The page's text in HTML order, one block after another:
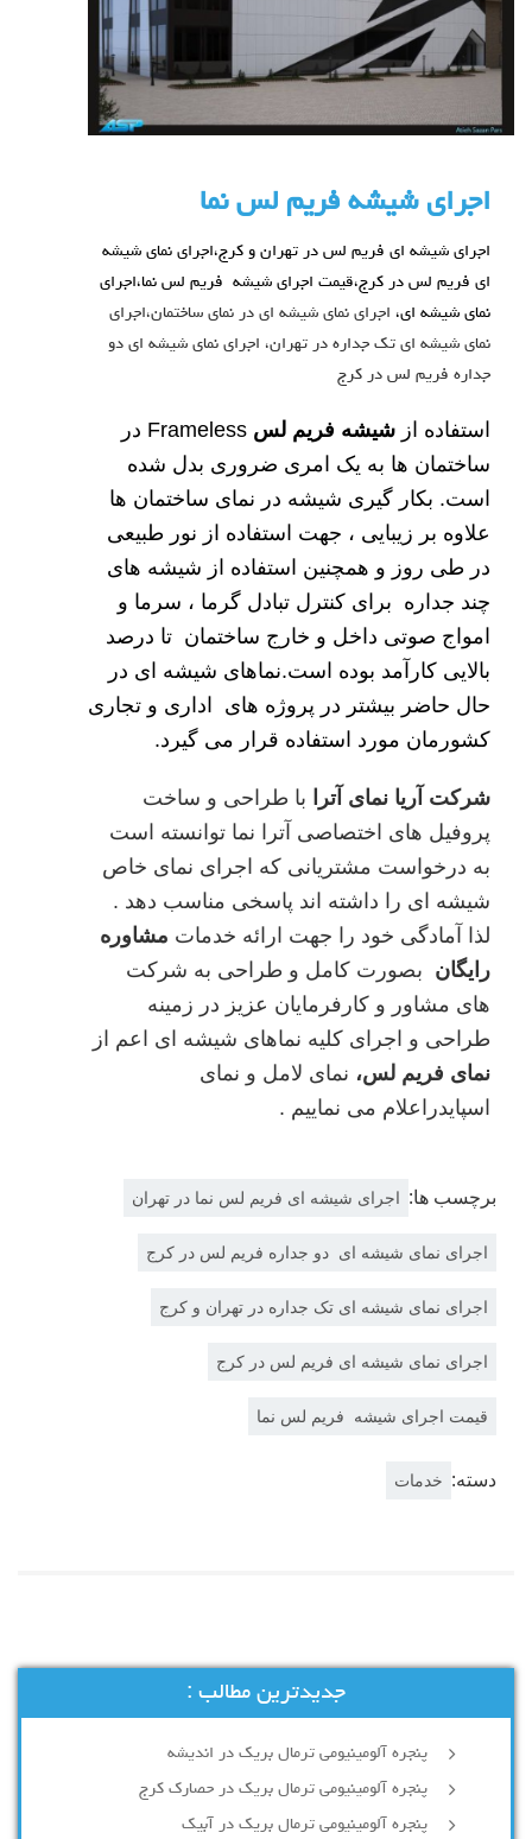
اجرای شیشه فریم لس نما
اجرای شیشه ای فریم لس در تهران و کرج،اجرای نمای شیشه
ای فریم لس در کرج،قیمت اجرای شیشه فریم لس نما،اجرای
نمای شیشه ای، اجرای نمای شیشه ای در نمای ساختمان،اجرای
نمای شیشه ای تک جداره در تهران، اجرای نمای شیشه ای دو
جداره فریم لس در کرج
استفاده از شیشه فریم لس
Frameless در
ساختمان ها به یک امری ضروری بدل شده
است. بکار گیری شیشه در نمای ساختمان ها
علاوه بر زیبایی ، جهت استفاده از نور طبیعی
در طی روز و همچنین استفاده از شیشه های
چند جداره برای کنترل تبادل گرما ، سرما و
امواج صوتی داخل و خارج ساختمان تا درصد
بالایی کارآمد بوده است.نماهای شیشه ای در
حال حاضر بیشتر در پروژه های اداری و تجاری
کشورمان مورد استفاده قرار می گیرد.
شرکت آریا نمای آترا
با طراحی و ساخت
پروفیل های اختصاصی آترا نما توانسته است
به درخواست مشتریانی که اجرای نمای خاص
شیشه ای را داشته اند پاسخی مناسب دهد .
لذا آمادگی خود را جهت ارائه خدمات مشاوره
رایگان بصورت کامل و طراحی به شرکت
های مشاور و کارفرمایان عزیز در زمینه
طراحی و اجرای کلیه نماهای شیشه ای اعم از
نمای فریم لس، نمای لامل و نمای
اسپایدراعلام می نماییم .
برچسب ها: اجرای شیشه ای فریم لس نما در تهران
اجرای نمای شیشه ای دو جداره فریم لس در کرج
اجرای نمای شیشه ای تک جداره در تهران و کرج
اجرای نمای شیشه ای فریم لس در کرج
قیمت اجرای شیشه فریم لس نما
دسته: خدمات
جدیدترین مطالب :
پنجره آلومینیومی ترمال بریک در اندیشه
پنجره آلومینیومی ترمال بریک در حصارک کرج
پنجره آلومینیومی ترمال بریک در آبیک